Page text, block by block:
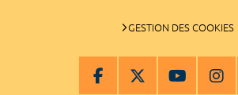
GESTION DES COOKIES